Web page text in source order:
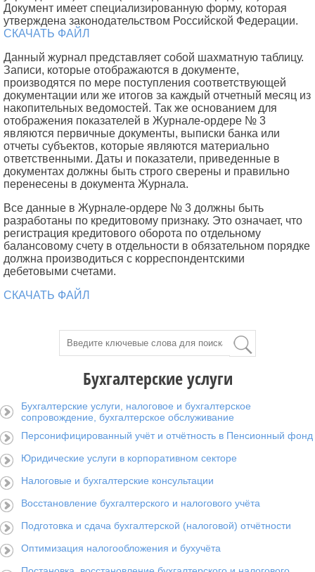
Документ имеет специализированную форму, которая
утверждена законодательством Российской Федерации.
СКАЧАТЬ ФАЙЛ
Данный журнал представляет собой шахматную таблицу.
Записи, которые отображаются в документе,
производятся по мере поступления соответствующей
документации или же итогов за каждый отчетный месяц из
накопительных ведомостей. Так же основанием для
отображения показателей в Журнале-ордере № 3
являются первичные документы, выписки банка или
отчеты субъектов, которые являются материально
ответственными. Даты и показатели, приведенные в
документах должны быть строго сверены и правильно
перенесены в документа Журнала.
Все данные в Журнале-ордере № 3 должны быть
разработаны по кредитовому признаку. Это означает, что
регистрация кредитового оборота по отдельному
балансовому счету в отдельности в обязательном порядке
должна производиться с корреспондентскими
дебетовыми счетами.
СКАЧАТЬ ФАЙЛ
Бухгалтерские услуги
Бухгалтерские услуги, налоговое и бухгалтерское
сопровождение, бухгалтерское обслуживание
Персонифицированный учёт и отчётность в Пенсионный фонд
Юридические услуги в корпоративном секторе
Налоговые и бухгалтерские консультации
Восстановление бухгалтерского и налогового учёта
Подготовка и сдача бухгалтерской (налоговой) отчётности
Оптимизация налогообложения и бухучёта